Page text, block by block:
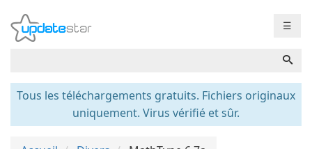
☰
Tous les téléchargements gratuits. Fichiers originaux
uniquement. Virus vérifié et sûr.